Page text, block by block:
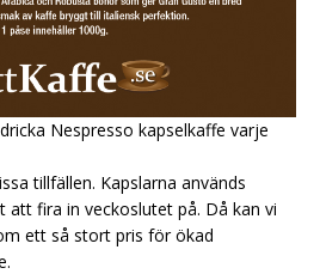
Nespresso kapselkaffe varje
tillfällen. Kapslarna används
att fira in veckoslutet på. Då kan vi
ett så stort pris för ökad